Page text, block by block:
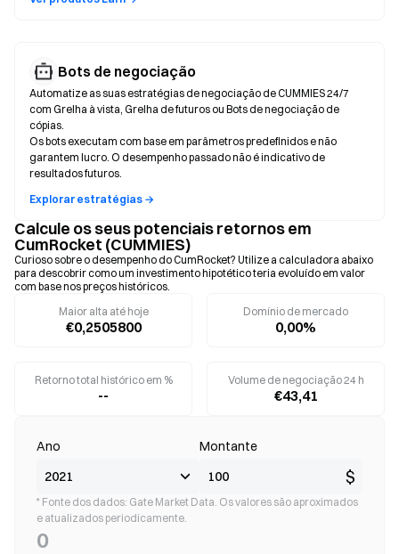
Bots de negociação
Automatize as suas estratégias de negociação de CUMMIES 24/7
com Grelha à vista, Grelha de futuros ou Bots de negociação de
cópias.
Os bots executam com base em parâmetros predefinidos e não
garantem lucro. O desempenho passado não é indicativo de
resultados futuros.
Explorar estratégias →
Calcule os seus potenciais retornos em
CumRocket (CUMMIES)
Curioso sobre o desempenho do CumRocket? Utilize a calculadora abaixo
para descobrir como um investimento hipotético teria evoluído em valor
com base nos preços históricos.
Maior alta até hoje
€0,2505800
Domínio de mercado
0,00%
Retorno total histórico em %
--
Volume de negociação 24 h
€43,41
Ano Montante
$
* Fonte dos dados: Gate Market Data. Os valores são aproximados
e atualizados periodicamente.
0